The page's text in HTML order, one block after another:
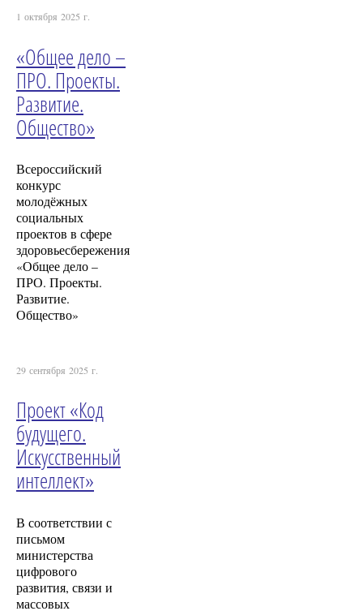
1 октября 2025 г.
«Общее дело –
ПРО. Проекты.
Развитие.
Общество»
Всероссийский
конкурс
молодёжных
социальных
проектов в сфере
здоровьесбережения
«Общее дело –
ПРО. Проекты.
Развитие.
Общество»
29 сентября 2025 г.
Проект «Код
будущего.
Искусственный
интеллект»
В соответствии с
письмом
министерства
цифрового
развития, связи и
массовых